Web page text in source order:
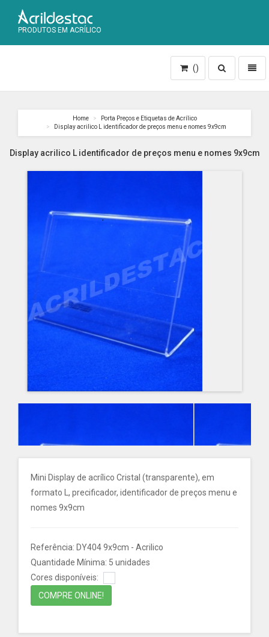
PRODUTOS EM ACRÍLICO
Toggle
search
()
Home
Porta Preços e Etiquetas de Acrílico
Display acrilico L identificador de preços menu e nomes 9x9cm
Display acrilico L identificador de preços menu e nomes 9x9cm
Mini Display de acrílico Cristal (transparente), em
formato L, precificador, identificador de preços menu e
nomes 9x9cm
Referência: DY404 9x9cm - Acrilico
Quantidade Mínima: 5 unidades
Cores disponíveis:
COMPRE ONLINE!